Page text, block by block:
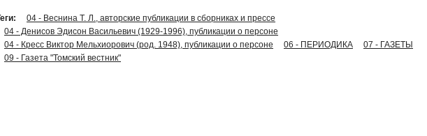
04 - Веснина Т. Л., авторские публикации в сборниках и прессе
04 - Денисов Эдисон Васильевич (1929-1996), публикации о персоне
04 - Кресс Виктор Мельхиорович (род. 1948), публикации о персоне
06 - ПЕРИОДИКА
07 - ГАЗЕТЫ
09 - Газета "Томский вестник"